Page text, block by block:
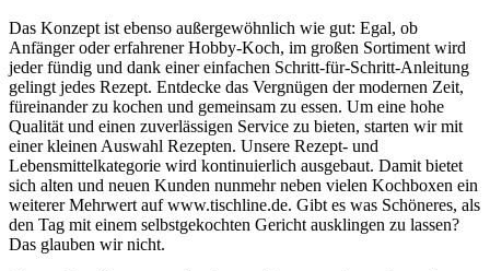
Das Konzept ist ebenso außergewöhnlich wie gut: Egal, ob
Anfänger oder erfahrener Hobby-Koch, im großen Sortiment wird
jeder fündig und dank einer einfachen Schritt-für-Schritt-Anleitung
gelingt jedes Rezept. Entdecke das Vergnügen der modernen Zeit,
füreinander zu kochen und gemeinsam zu essen. Um eine hohe
Qualität und einen zuverlässigen Service zu bieten, starten wir mit
einer kleinen Auswahl Rezepten. Unsere Rezept- und
Lebensmittelkategorie wird kontinuierlich ausgebaut. Damit bietet
sich alten und neuen Kunden nunmehr neben vielen Kochboxen ein
weiterer Mehrwert auf www.tischline.de. Gibt es was Schöneres, als
den Tag mit einem selbstgekochten Gericht ausklingen zu lassen?
Das glauben wir nicht.